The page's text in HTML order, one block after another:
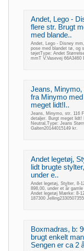
Andet, Lego -
flere str. Brugt
med blande..
Andet, Lego - Disney
pose med blandet tø, og
tøjetType: Andet
mmT V.Vasevej 66A3460
Jeans, Minymo,
fra Minymo
meget lidt!I..
Jeans, Minymo, str. 116
detaljer. Burgt meget
Neutral,Type: Jeans
Galten20144015149 kr.
Andet legetøj,
lidt brugte
under e..
Andet legetøj, Stylter, 8-
898,00, under et år
Andet legetøj Mærke: 8-
187300
Boxmadras, b:
brugt enkelt
Sengen er ca 2